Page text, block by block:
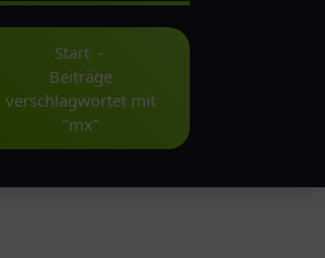
Start-
Beiträge
verschlagwortet mit
"mx"